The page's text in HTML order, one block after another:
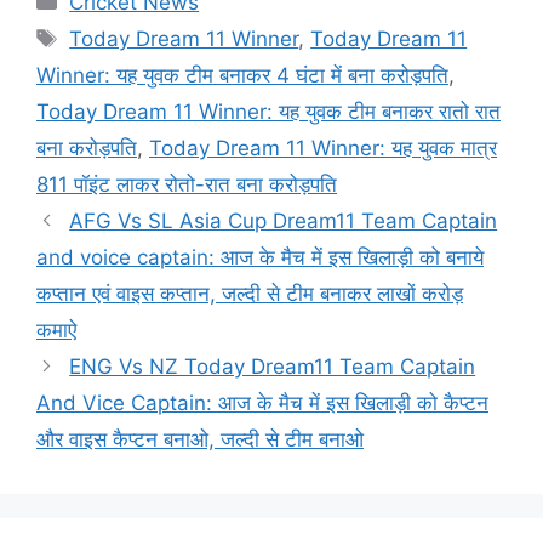
Tags
Today Dream 11 Winner,Today Dream 11
Winner: यह युवक टीम बनाकर 4 घंटा में बना करोड़पति,
Today Dream 11 Winner: यह युवक टीम बनाकर रातो रात
बना करोड़पति, Today Dream 11 Winner: यह युवक मात्र
811 पॉइंट लाकर रोतो-रात बना करोड़पति
AFG Vs SL Asia Cup Dream11 Team Captain
and voice captain: आज के मैच में इस खिलाड़ी को बनाये
कप्तान एवं वाइस कप्तान, जल्दी से टीम बनाकर लाखों करोड़
कमाऐ
ENG Vs NZ Today Dream11 Team Captain
And Vice Captain: आज के मैच में इस खिलाड़ी को कैप्टन
और वाइस कैप्टन बनाओ, जल्दी से टीम बनाओ